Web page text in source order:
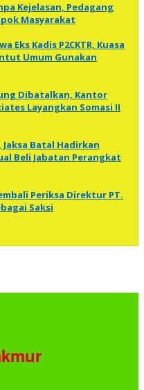
Kejelasan, Pedagang
Masyarakat
Eks Kadis P2CKTR, Kuasa
Umum Gunakan
Dibatalkan, Kantor
Layangkan Somasi II
Batal Hadirkan
Beli Jabatan Perangkat
Periksa Direktur PT.
Saksi